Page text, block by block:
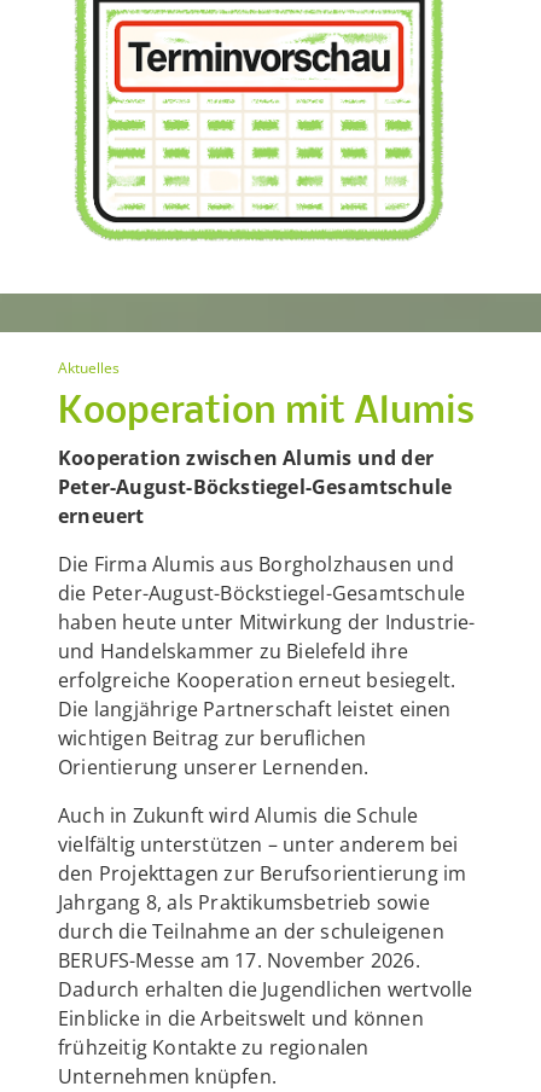
Aktuelles
Kooperation mit Alumis
Kooperation zwischen Alumis und der
Peter-August-Böckstiegel-Gesamtschule
erneuert
Die Firma Alumis aus Borgholzhausen und
die Peter-August-Böckstiegel-Gesamtschule
haben heute unter Mitwirkung der Industrie-
und Handelskammer zu Bielefeld ihre
erfolgreiche Kooperation erneut besiegelt.
Die langjährige Partnerschaft leistet einen
wichtigen Beitrag zur beruflichen
Orientierung unserer Lernenden.
Auch in Zukunft wird Alumis die Schule
vielfältig unterstützen – unter anderem bei
den Projekttagen zur Berufsorientierung im
Jahrgang 8, als Praktikumsbetrieb sowie
durch die Teilnahme an der schuleigenen
BERUFS-Messe am 17. November 2026.
Dadurch erhalten die Jugendlichen wertvolle
Einblicke in die Arbeitswelt und können
frühzeitig Kontakte zu regionalen
Unternehmen knüpfen.